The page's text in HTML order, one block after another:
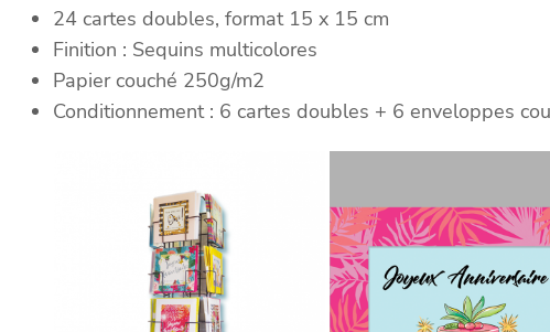
24 cartes doubles, format 15 x 15 cm
Finition : Sequins multicolores
Papier couché 250g/m2
Conditionnement : 6 cartes doubles + 6 enveloppes